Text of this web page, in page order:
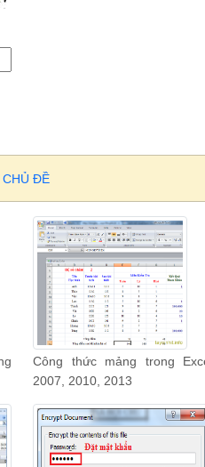
CHỦ ĐỀ
Công thức mảng trong
2007, 2010, 2013